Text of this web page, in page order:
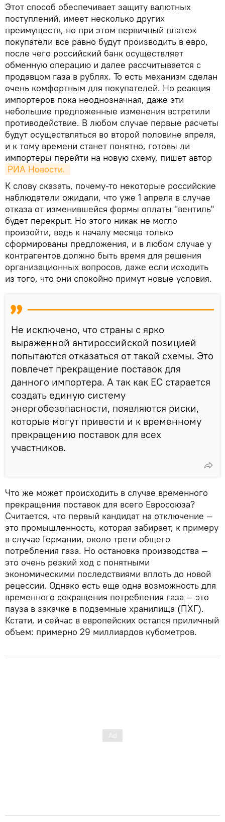
Этот способ обеспечивает защиту валютных
поступлений, имеет несколько других
преимуществ, но при этом первичный платеж
покупатели все равно будут производить в евро,
после чего российский банк осуществляет
обменную операцию и далее рассчитывается с
продавцом газа в рублях. То есть механизм сделан
очень комфортным для покупателей. Но реакция
импортеров пока неоднозначная, даже эти
небольшие предложенные изменения встретили
противодействие. В любом случае первые расчеты
будут осуществляться во второй половине апреля,
и к тому времени станет понятно, готовы ли
импортеры перейти на новую схему, пишет автор
РИА Новости.
К слову сказать, почему-то некоторые российские
наблюдатели ожидали, что уже 1 апреля в случае
отказа от изменившейся формы оплаты "вентиль"
будет перекрыт. Но этого никак не могло
произойти, ведь к началу месяца только
сформированы предложения, и в любом случае у
контрагентов должно быть время для решения
организационных вопросов, даже если исходить
из того, что они спокойно примут новые условия.
Не исключено, что страны с ярко
выраженной антироссийской позицией
попытаются отказаться от такой схемы. Это
повлечет прекращение поставок для
данного импортера. А так как ЕС старается
создать единую систему
энергобезопасности, появляются риски,
которые могут привести и к временному
прекращению поставок для всех
участников.
Что же может происходить в случае временного
прекращения поставок для всего Евросоюза?
Считается, что первый кандидат на отключение —
это промышленность, которая забирает, к примеру
в случае Германии, около трети общего
потребления газа. Но остановка производства —
это очень резкий ход с понятными
экономическими последствиями вплоть до новой
рецессии. Однако есть еще одна возможность для
временного сокращения потребления газа — это
пауза в закачке в подземные хранилища (ПХГ).
Кстати, и сейчас в европейских остался приличный
объем: примерно 29 миллиардов кубометров.